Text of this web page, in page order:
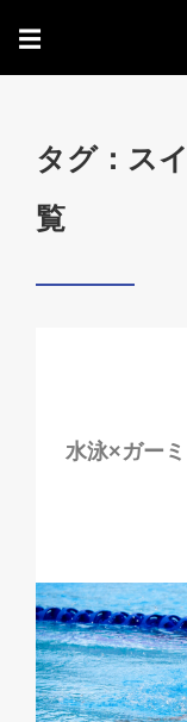
☰
タグ：ス
覧
水泳×ガー